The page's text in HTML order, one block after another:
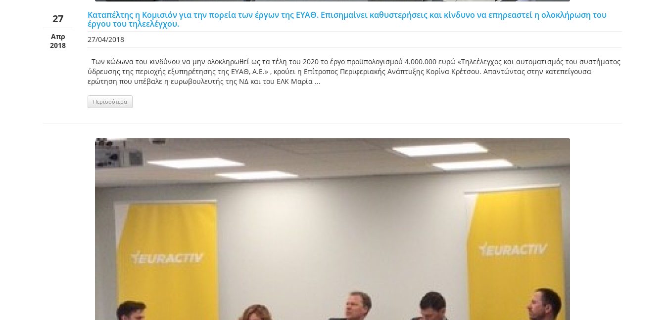
27
Απρ
2018
Καταπέλτης η Κομισιόν για την πορεία των έργων της ΕΥΑΘ. Επισημαίνει καθυστερήσεις και κίνδυνο να επηρεαστεί η ολοκλήρωση του
έργου του τηλεελέγχου.
27/04/2018
Των κώδωνα του κινδύνου να μην ολοκληρωθεί ως τα τέλη του 2020 το έργο προϋπολογισμού 4.000.000 ευρώ «Τηλεέλεγχος και αυτοματισμός του συστήματος
ύδρευσης της περιοχής εξυπηρέτησης της ΕΥΑΘ, Α.Ε.» , κρούει η Επίτροπος Περιφεριακής Ανάπτυξης Κορίνα Κρέτσου. Απαντώντας στην κατεπείγουσα
ερώτηση που υπέβαλε η ευρωβουλευτής της ΝΔ και του ΕΛΚ Μαρία ...
Περισσότερα